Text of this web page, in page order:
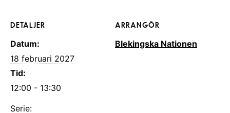
DETALJER
Datum:
18 februari 2027
Tid:
12:00 - 13:30
Serie:
ARRANGÖR
Blekingska Nationen